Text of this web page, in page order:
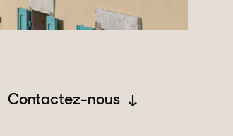
Contactez-nous